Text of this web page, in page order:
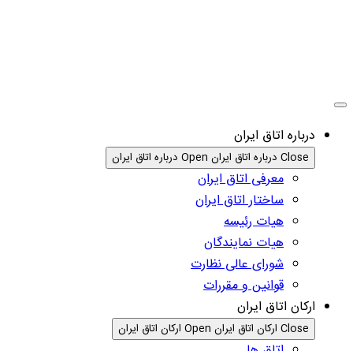
درباره اتاق ایران
Close درباره اتاق ایران Open درباره اتاق ایران
معرفی اتاق ایران
ساختار اتاق ایران
هیات رئیسه
هیات نمایندگان
شورای عالی نظارت
قوانین و مقررات
ارکان اتاق ایران
Close ارکان اتاق ایران Open ارکان اتاق ایران